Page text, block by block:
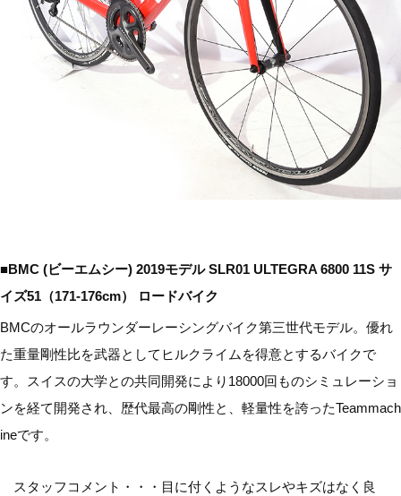
■BMC (ビーエムシー) 2019モデル SLR01 ULTEGRA 6800 11S サ
イズ51（171-176cm） ロードバイク
BMCのオールラウンダーレーシングバイク第三世代モデル。優れ
た重量剛性比を武器としてヒルクライムを得意とするバイクで
す。スイスの大学との共同開発により18000回ものシミュレーショ
ンを経て開発され、歴代最高の剛性と、軽量性を誇ったTeammach
ineです。
スタッフコメント・・・目に付くようなスレやキズはなく良